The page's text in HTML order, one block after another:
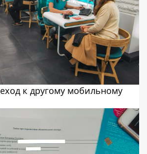
к другому мобильному